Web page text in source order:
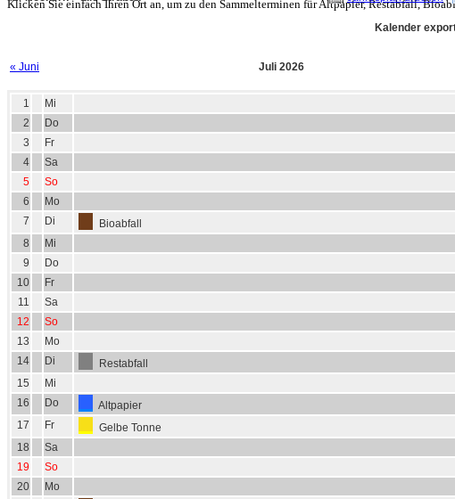
Klicken Sie einfach Ihren Ort an, um zu den Sammelterminen für Altpapier, Restabfall,
Kalender
« Juni Juli 2026
1
Mi
2
Do
3
Fr
4
Sa
5
So
6
Mo
7
Di
Bioabfall
8
Mi
9
Do
10
Fr
11
Sa
12
So
13
Mo
14
Di
Restabfall
15
Mi
16
Do
Altpapier
17
Fr
Gelbe Tonne
18
Sa
19
So
20
Mo